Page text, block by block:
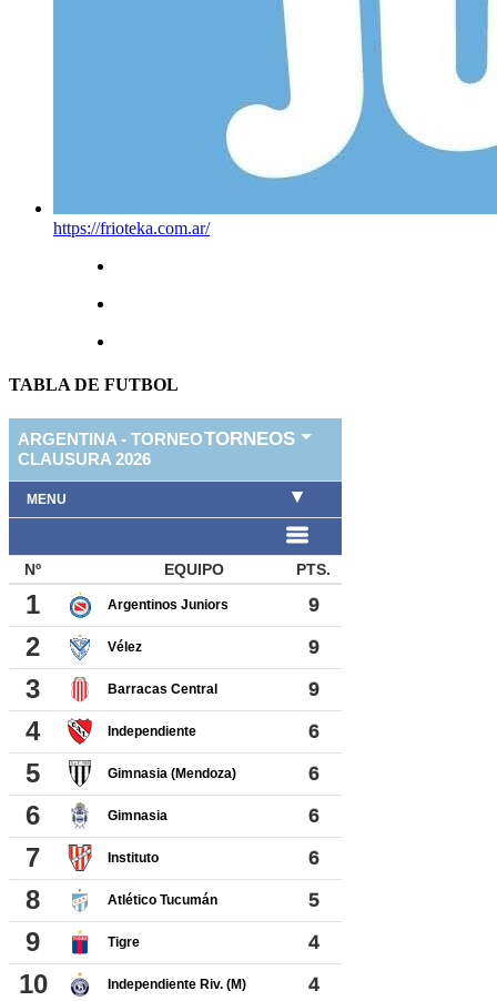
https://frioteka.com.ar/
TABLA DE FUTBOL